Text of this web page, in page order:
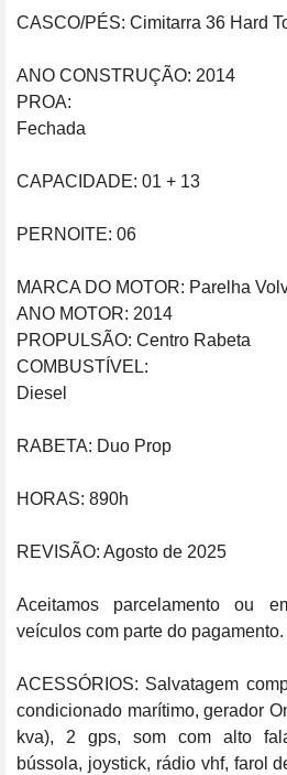
CASCO/PÉS:
ANO CONSTRUÇÃO: 2014
PROA:
PERNOITE: 06
MARCA DO MOTOR: Parelha
ANO MOTOR: 2014
PROPULSÃO: Centro Rabeta
COMBUSTÍVEL:
RABETA:
HORAS: 890h
REVISÃO: Agosto de 2025
Aceitamos parcelamento ou
veículos com parte do pagamento.
ACESSÓRIOS: Salvatagem
condicionado marítimo, gerador
kva), 2 gps, som com alto
bússola, joystick, rádio vhf, farol